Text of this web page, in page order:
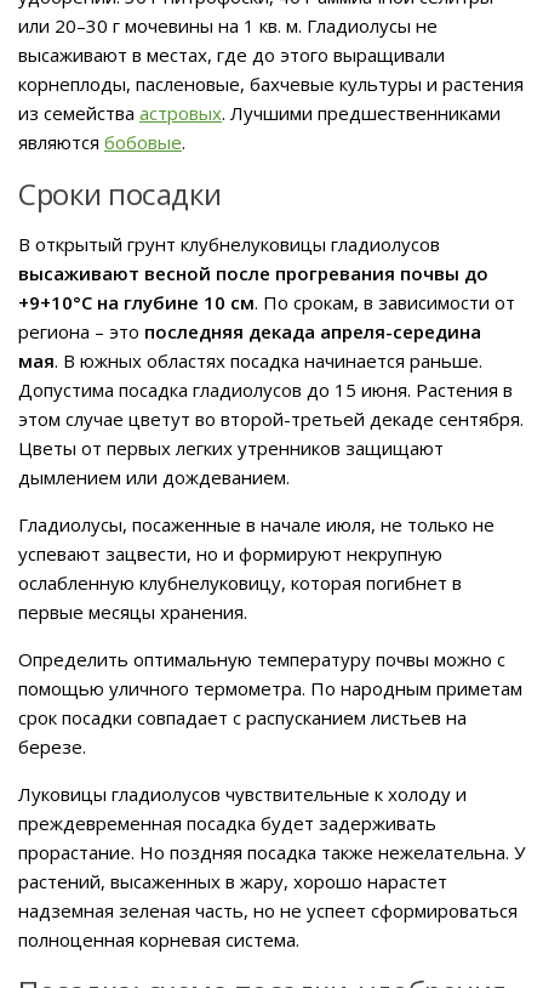
или 20–30 г мочевины на 1 кв. м. Гладиолусы не
высаживают в местах, где до этого выращивали
корнеплоды, пасленовые, бахчевые культуры и растения
из семейства астровых. Лучшими предшественниками
являются бобовые.
Сроки посадки
В открытый грунт клубнелуковицы гладиолусов
высаживают весной после прогревания почвы до
+9+10°C на глубине 10 см. По срокам, в зависимости от
региона – это последняя декада апреля-середина
мая. В южных областях посадка начинается раньше.
Допустима посадка гладиолусов до 15 июня. Растения в
этом случае цветут во второй-третьей декаде сентября.
Цветы от первых легких утренников защищают
дымлением или дождеванием.
Гладиолусы, посаженные в начале июля, не только не
успевают зацвести, но и формируют некрупную
ослабленную клубнелуковицу, которая погибнет в
первые месяцы хранения.
Определить оптимальную температуру почвы можно с
помощью уличного термометра. По народным приметам
срок посадки совпадает с распусканием листьев на
березе.
Луковицы гладиолусов чувствительные к холоду и
преждевременная посадка будет задерживать
прорастание. Но поздняя посадка также нежелательна. У
растений, высаженных в жару, хорошо нарастет
надземная зеленая часть, но не успеет сформироваться
полноценная корневая система.